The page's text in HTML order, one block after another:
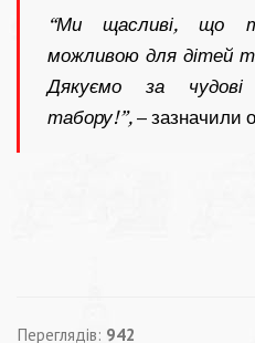
“Ми щасливі, що
можливою для дітей
Дякуємо за чудові
табору!”, – зазначили
Переглядів: 942